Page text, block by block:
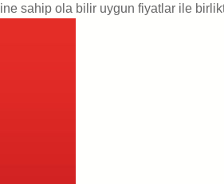
sahip ola bilir uygun fiyatlar ile